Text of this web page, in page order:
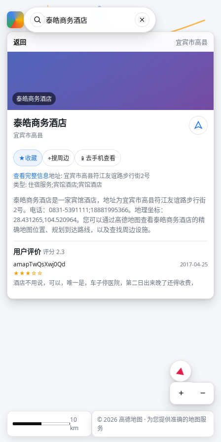
返回 宜宾市高县
泰皓商务酒店
泰皓商务酒店
宜宾市高县
★收藏 ⌖搜周边 📱 去手机查看
查看完整信息地址: 宜宾市高县符江友谊路步行街2号
类型: 住宿服务;宾馆酒店;宾馆酒店
泰皓商务酒店是一家宾馆酒店，地址为宜宾市高县符江友谊路步行街
2号。电话：0831-5391111;18881995366。地理坐标：
28.431265,104.520964。您可以通过高德地图查看泰皓商务酒店的精
确地图位置、规划到达路线，以及查找周边设施。
用户评价评分 2.3
amapTwQsXwj0Qd
2017-04-25
★★★☆☆
酒店不用说，可以，唯一是，车子停医院，第二日出来晚了还得收费，
+ −
10
km
© 2026 高德地图 · 为您提供准确的地图服
务